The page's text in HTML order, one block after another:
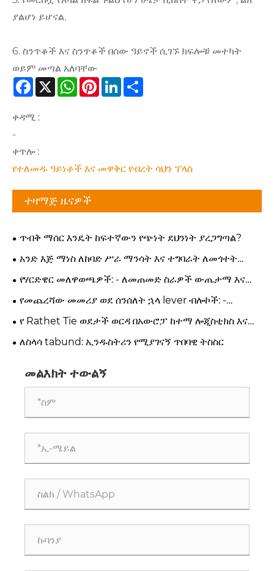
ያልሆነ ይሆናል.
6. ስንጥቆች እና ስንጥቆች በሰው ዓይኖች ሲገኙ ክፍሎቹ መተካት
ወይም መጣል አለባቸው
Facebook
X WhatsApp
PinterestLinkedIn
ቀዳሚ :
-
ቀጥሎ :
የተለመዱ ዓይነቶች እና መዋቅር የብረት ሳህን ፕላስ
ተዛማጅ ዜናዎች
ጥብቅ ማሰር እንዴት ከፍተኛውን የጭነት ደህንነት ያረጋግጣል?
አንድ እጅ ማነስ ለከባድ ሥራ ማንሳት እና ተግባራት ለመጎተት
ተመራጭ ምርጫ መሆን ያለበት ለምንድን ነው?
የሃርድዌር መለዋወጫዎች: - ለመጠመድ ስራዎች ውጤታማ እና
አስተማማኝ መፍትሄዎችን መስጠት ይችላሉ?
የመጨረሻው መመሪያ ወደ ሰንሰለት ኋላ lever ብሎኮች: -
ትክክለኛውን የማንሳት መፍትሄ መምረጥ
የ Rathet Tie ወደታች ወርዳ በአውሮፓ ከተማ ሎጂስቲክስ እና
ስርጭት ውስጥ እየቀነሰ እየሆኑ ነው.
ለስላሳ tabund: ኢንዱስትሪን የሚያገናኝ ጥበባዊ ትስስር
መልእክት ተውልኝ